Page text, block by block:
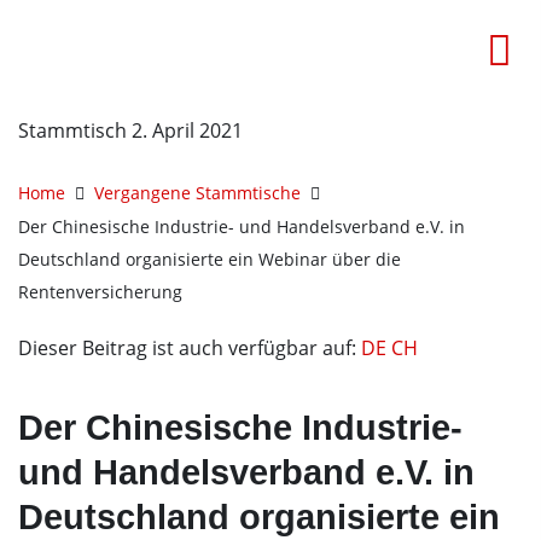
Stammtisch 2. April 2021
Home
Vergangene Stammtische
Der Chinesische Industrie- und Handelsverband e.V. in
Deutschland organisierte ein Webinar über die
Rentenversicherung
Dieser Beitrag ist auch verfügbar auf: DE CH
Der Chinesische Industrie-
und Handelsverband e.V. in
Deutschland organisierte ein